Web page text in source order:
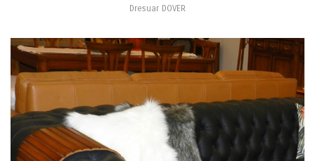
Dresuar DOVER